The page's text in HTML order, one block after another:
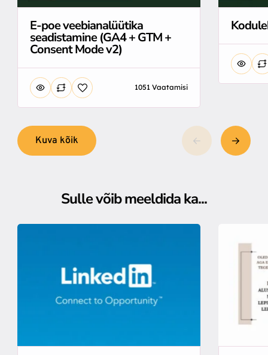
E-poe veebianalüütika
seadistamine (GA4 + GTM +
Consent Mode v2)
1051 Vaatamisi
Kuva kõik
Sulle võib meeldida ka...